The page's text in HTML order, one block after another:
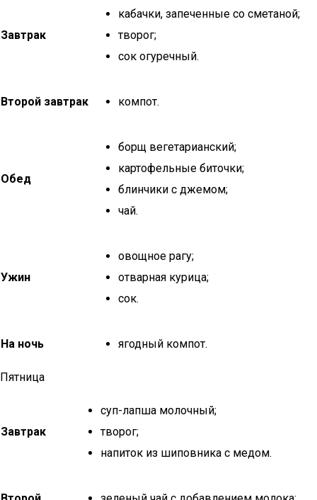
Завтрак
кабачки, запеченные со сметаной;
творог;
сок огуречный.
Второй завтрак компот.
Обед
борщ вегетарианский;
картофельные биточки;
блинчики с джемом;
чай.
Ужин
овощное рагу;
отварная курица;
сок.
На ночь ягодный компот.
Пятница
Завтрак
суп-лапша молочный;
творог;
напиток из шиповника с медом.